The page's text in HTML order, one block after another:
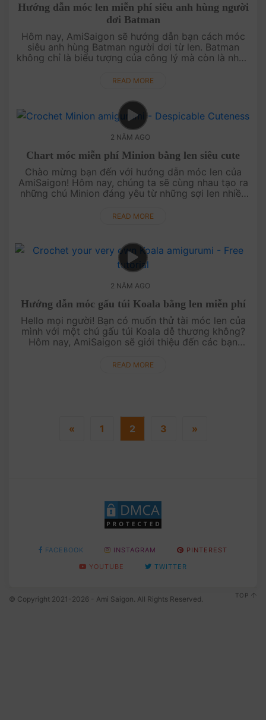
Hướng dẫn móc len miễn phí siêu anh hùng người
dơi Batman
Hôm nay, AmiSaigon sẽ hướng dẫn bạn cách móc
siêu anh hùng Batman người dơi từ len. Batman
không chỉ là biểu tượng của công lý mà còn là nhân
đen huyền bí và chiếc....
READ MORE
2 NĂM AGO
Chart móc miễn phí Minion bằng len siêu cute
Chào mừng bạn đến với hướng dẫn móc len của
AmiSaigon! Hôm nay, chúng ta sẽ cùng nhau tạo ra
những chú Minion đáng yêu từ những sợi len nhiều
hước, Minion sẽ là món quà....
READ MORE
2 NĂM AGO
Hướng dẫn móc gấu túi Koala bằng len miễn phí
Hello mọi người! Bạn có muốn thử tài móc len của
mình với một chú gấu túi Koala dễ thương không?
Hôm nay, AmiSaigon sẽ giới thiệu đến các bạn
chú gấu túi Koala đáng yêu....
READ MORE
« 1 2 3 »
FACEBOOK INSTAGRAM
PINTEREST
YOUTUBE
TWITTER
© Copyright 2021-2026 - Ami Saigon. All Rights Reserved. TOP